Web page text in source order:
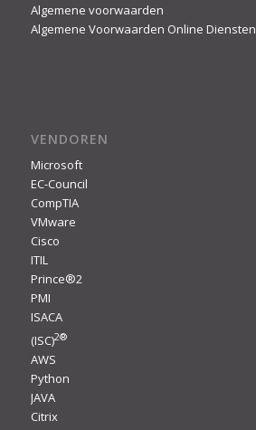
Algemene voorwaarden
Algemene Voorwaarden Online Diensten
VENDOREN
Microsoft
EC-Council
CompTIA
VMware
Cisco
ITIL
Prince®2
PMI
ISACA
(ISC)2®
AWS
Python
JAVA
Citrix